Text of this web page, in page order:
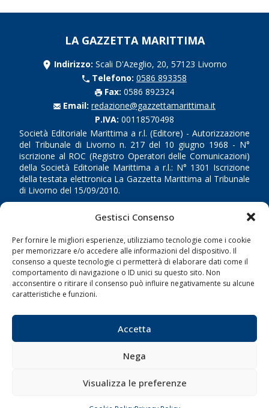
Gestisci Consenso
Per fornire le migliori esperienze, utilizziamo tecnologie come i cookie
per memorizzare e/o accedere alle informazioni del dispositivo. Il
consenso a queste tecnologie ci permetterà di elaborare dati come il
comportamento di navigazione o ID unici su questo sito. Non
acconsentire o ritirare il consenso può influire negativamente su alcune
caratteristiche e funzioni.
Accetta
Nega
Visualizza le preferenze
LA GAZZETTA MARITTIMA
Indirizzo: Scali D'Azeglio, 20, 57123 Livorno
Telefono: 0586 893358
Fax: 0586 892324
Email: redazione@gazzettamarittima.it
P.IVA: 00118570498
Società Editoriale Marittima a r.l. (Editore) - Autorizzazione
del Tribunale di Livorno n. 217 del 10 giugno 1968 - N°
iscrizione al ROC (Registro Operatori delle Comunicazioni)
della Società Editoriale Marittima a r.l.: N° 1301 Iscrizione
della testata elettronica La Gazzetta Marittima al Tribunale
di Livorno del 15/09/2010.
LINK
Shipping
Porti/Interporti
Trasporti
Sostenibilità
Compagnie di Navigazione
Blue economy
Chi siamo